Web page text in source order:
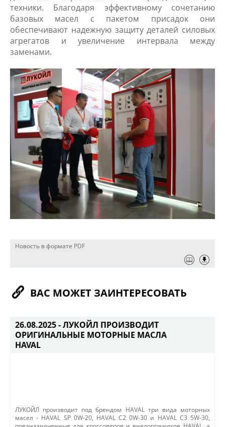
техники. Благодаря эффективному сочетанию
базовых масел с пакетом присадок они
обеспечивают надежную защиту деталей силовых
агрегатов и увеличение интервала между
заменами.
Новость в формате PDF
ВАС МОЖЕТ ЗАИНТЕРЕСОВАТЬ
26.08.2025 -ЛУКОЙЛ ПРОИЗВОДИТ
ОРИГИНАЛЬНЫЕ МОТОРНЫЕ МАСЛА
HAVAL
ЛУКОЙЛ производит под брендом HAVAL три вида моторных
масел - HAVAL SP 0W-20, HAVAL C2 0W-30 и HAVAL C3 5W-30,